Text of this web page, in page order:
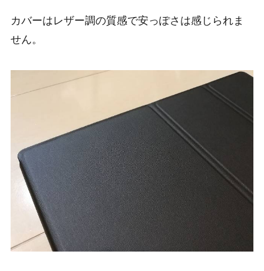
カバーはレザー調の質感で安っぽさは感じられま
せん。